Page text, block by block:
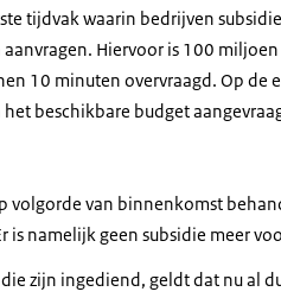
tijdvak waarin bedrijven
Hiervoor is 100 miljoen
10 minuten overvraagd. Op de
beschikbare budget
volgorde van binnenkomst
is namelijk geen subsidie meer
zijn ingediend, geldt dat nu al